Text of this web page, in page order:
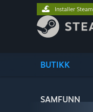
BUTIKK
SAMFUNN
Installer Steam